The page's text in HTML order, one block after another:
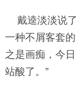
戴逵淡淡说了
一种不屑客套
之是画痴，今
站酸了。”